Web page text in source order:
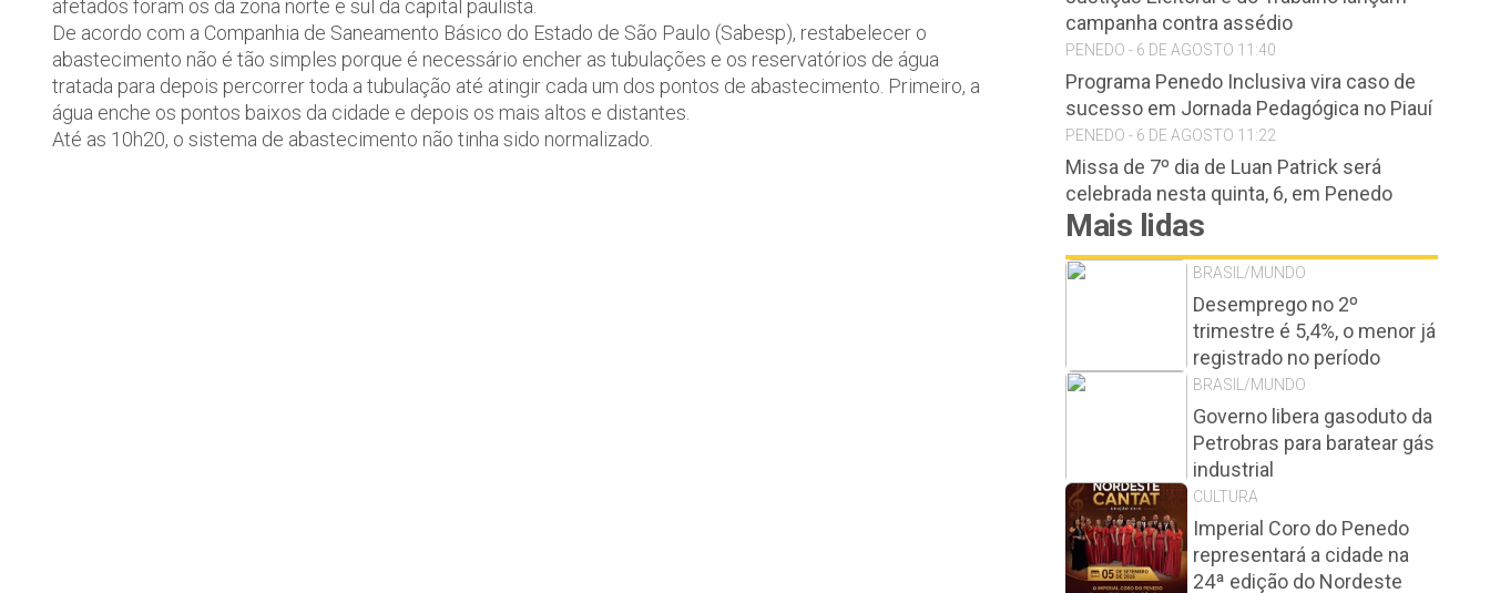
afetados foram os da zona norte e sul da capital paulista.
De acordo com a Companhia de Saneamento Básico do Estado de São Paulo (Sabesp), restabelecer o
abastecimento não é tão simples porque é necessário encher as tubulações e os reservatórios de água
tratada para depois percorrer toda a tubulação até atingir cada um dos pontos de abastecimento. Primeiro, a
água enche os pontos baixos da cidade e depois os mais altos e distantes.
Até as 10h20, o sistema de abastecimento não tinha sido normalizado.
campanha contra assédio
PENEDO - 6 DE AGOSTO 11:40
Programa Penedo Inclusiva vira caso de
sucesso em Jornada Pedagógica no Piauí
PENEDO - 6 DE AGOSTO 11:22
Missa de 7º dia de Luan Patrick será
celebrada nesta quinta, 6, em Penedo
Mais lidas
BRASIL/MUNDO
Desemprego no 2º
trimestre é 5,4%, o menor já
registrado no período
BRASIL/MUNDO
Governo libera gasoduto da
Petrobras para baratear gás
industrial
CULTURA
Imperial Coro do Penedo
representará a cidade na
24ª edição do Nordeste